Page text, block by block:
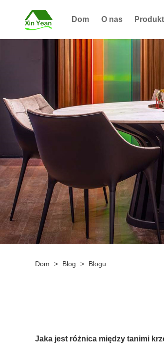
Dom O nas
Dom > Blog > Blogu
Jaka jest różnica między tanimi